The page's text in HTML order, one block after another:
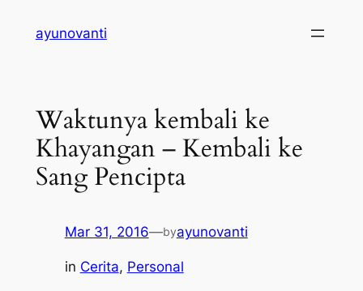
ayunovanti
Waktunya kembali ke
Khayangan – Kembali ke
Sang Pencipta
Mar 31, 2016—byayunovanti
in Cerita, Personal